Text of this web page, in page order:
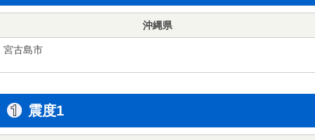
沖縄県
宮古島市
震度1